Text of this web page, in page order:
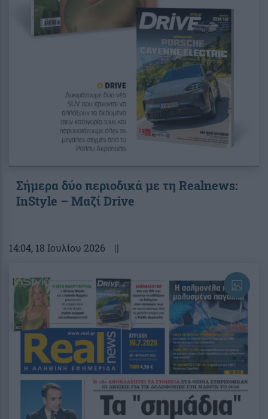
Σήμερα δύο περιοδικά με τη Realnews:
InStyle – Μαζί Drive
14:04, 18 Ιουλίου 2026 ||